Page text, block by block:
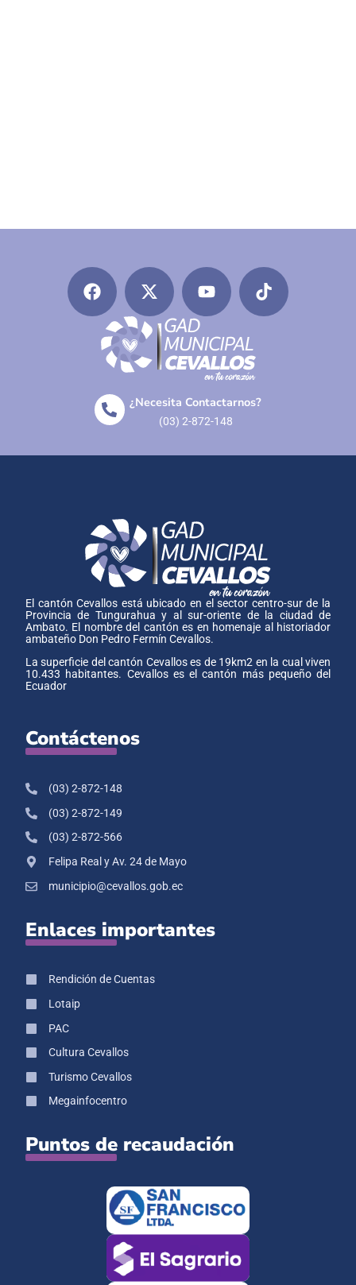
¿Necesita Contactarnos?
(03) 2-872-148
El cantón Cevallos está ubicado en el sector centro-sur de la
Provincia de Tungurahua y al sur-oriente de la ciudad de
Ambato. El nombre del cantón es en homenaje al historiador
ambateño Don Pedro Fermín Cevallos.
La superficie del cantón Cevallos es de 19km2 en la cual viven
10.433 habitantes. Cevallos es el cantón más pequeño del
Ecuador
Contáctenos
(03) 2-872-148
(03) 2-872-149
(03) 2-872-566
Felipa Real y Av. 24 de Mayo
municipio@cevallos.gob.ec
Enlaces importantes
Rendición de Cuentas
Lotaip
PAC
Cultura Cevallos
Turismo Cevallos
Megainfocentro
Puntos de recaudación